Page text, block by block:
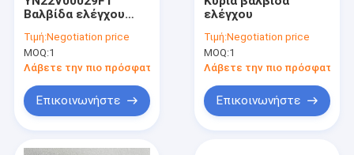
Βαλβίδα ελέγχου
SK200-6 SK350-8
SK200-8 CLG925
Τιμή:Negotiation price
MOQ:1
Λάβετε την πιο πρόσφατη τιμή
Επικοινωνήστε
ελέγχου
Τιμή:Negotiation price
MOQ:1
Λάβετε την πιο πρόσφατη
Επικοινωνήστε